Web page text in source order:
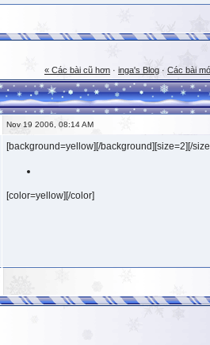
« Các bài cũ hơn · inga's Blog · Các bài
Nov 19 2006, 08:14 AM
[background=yellow][/background][size=2][/
[color=yellow][/color]